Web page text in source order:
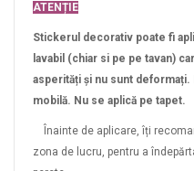
ATENȚIE
Stickerul decorativ poate fi
lavabil (chiar si pe pe tavan)
asperități și nu sunt deformați.
mobilă. Nu se aplică pe tapet.
Înainte de aplicare, îți
zona de lucru, pentru a